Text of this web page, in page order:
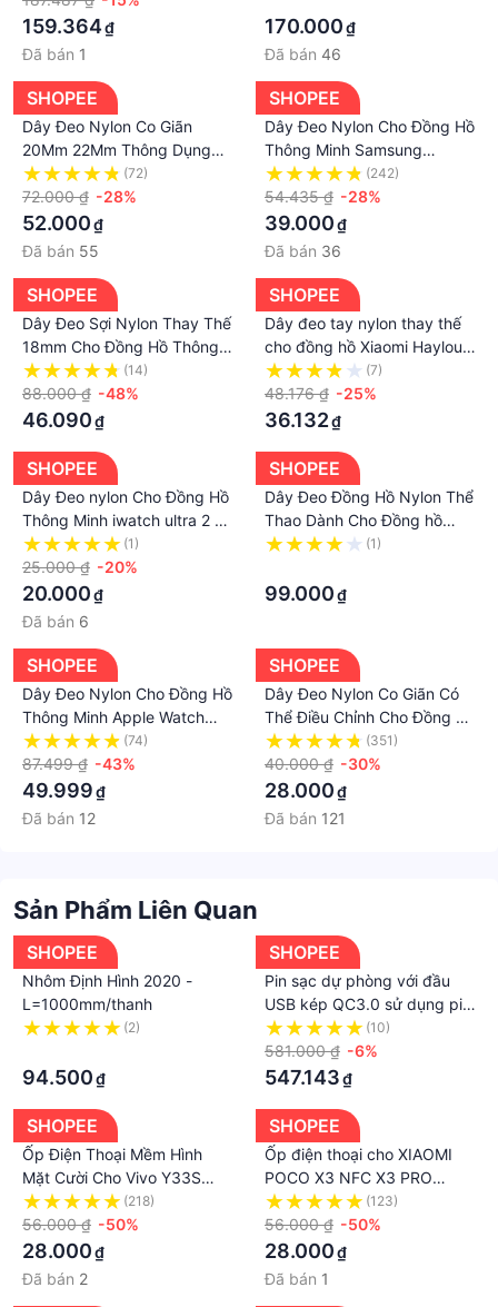
HUAWEI GT 3 Pro 46MM
159.364₫
Đã bán 1
Gear S3 / Samsung Galaxy
Watch 46mm / Xiaomi
Stratos / Fossil Q MARSHAL
gen2
170.000₫
Đã bán 46
SHOPEE
Dây Đeo Nylon Co Giãn
20Mm 22Mm Thông Dụng
Có Thể Điều Chỉnh Cho Đồng
Hồ Samsung Galaxy Watch
Active 2 3 GT2 GT3 pro /
amazfit bip u / gts 2 mini
(72)
72.000 ₫ -28%
52.000₫
Đã bán 55
SHOPEE
Dây Đeo Nylon Cho Đồng Hồ
Thông Minh Samsung
Galaxy Watch 5 4 3 46Mm
Band Gear S3 Frontier
Classic 22Mm 20Mm 20Mm
22Mm
(242)
54.435 ₫ -28%
39.000₫
Đã bán 36
SHOPEE
Dây Đeo Sợi Nylon Thay Thế
18mm Cho Đồng Hồ Thông
Minh F-Osil Gen 4
(14)
88.000 ₫ -48%
46.090₫
SHOPEE
Dây đeo tay nylon thay thế
cho đồng hồ Xiaomi Haylou
Solar LS05 bản 22mm
(7)
48.176 ₫ -25%
36.132₫
SHOPEE
Dây Đeo nylon Cho Đồng Hồ
Thông Minh iwatch ultra 2 s9
s8 45mm 44mm 41mm
44mm 40mm 42mm 38mm
(1)
25.000 ₫ -20%
20.000₫
Đã bán 6
SHOPEE
Dây Đeo Đồng Hồ Nylon Thể
Thao Dành Cho Đồng hồ
Thông Minh T500 Pro
Pro Max
(1)
99.000₫
SHOPEE
Dây Đeo Nylon Cho Đồng Hồ
Thông Minh Apple Watch
49mm SE 6 7 45mm 41mm
44mm 40mm 42mm 45mm
44mm Iwatch Series 8 Ultra
(74)
87.499 ₫ -43%
49.999₫
Đã bán 12
SHOPEE
Dây Đeo Nylon Co Giãn Có
Thể Điều Chỉnh Cho Đồng Hồ
Thông Minh Apple Watch 7
41mm 45mm 44mm 40mm
38mm 42mm Series 3 4 5 6
se 7
(351)
40.000 ₫ -30%
28.000₫
Đã bán 121
Sản Phẩm Liên Quan
SHOPEE
Nhôm Định Hình 2020 -
L=1000mm/thanh
(2)
94.500₫
SHOPEE
Pin sạc dự phòng với đầu
USB kép QC3.0 sử dụng pin
18650 hỗ trợ sạc hiệu quả
(10)
581.000 ₫ -6%
547.143₫
SHOPEE
Ốp Điện Thoại Mềm Hình
Mặt Cười Cho Vivo Y33S
Y21S Y21 2021 Y20 Y51A
Y53s Y53 Y20I Y50 Y30I
Y30 Y91C Y31 2021 Y51
2020 Y19 Y17 Y50 Y91 Y12
(218)
56.000 ₫ -50%
28.000₫
Đã bán 2
SHOPEE
Ốp điện thoại cho XIAOMI
POCO X3 NFC X3 PRO
POCO F3 M3 PRO XIAOMI
10 10T 11 LITE REDMI NOTE
8 9S 9 9PRO REDMI NOTE7
(123)
56.000 ₫ -50%
28.000₫
Đã bán 1